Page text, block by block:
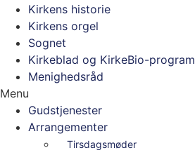
Kirkens historie
Kirkens orgel
Sognet
Kirkeblad og KirkeBio-program
Menighedsråd
Menu
Gudstjenester
Arrangementer
Tirsdagsmøder